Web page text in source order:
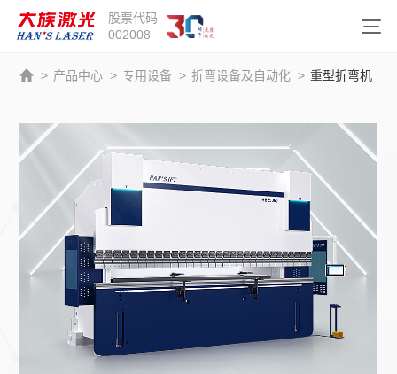
股票代码
002008
> 产品中心 > 专用设备 > 折弯设备及自动化 > 重型折弯机